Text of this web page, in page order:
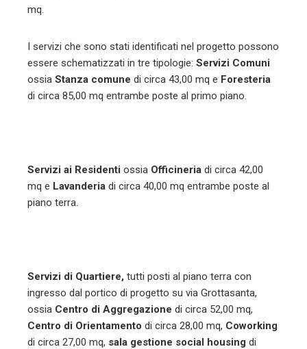
mq.
I servizi che sono stati identificati nel progetto possono
essere schematizzati in tre tipologie: Servizi Comuni
ossia Stanza comune di circa 43,00 mq e Foresteria
di circa 85,00 mq entrambe poste al primo piano.
Servizi ai Residenti ossia Officineria di circa 42,00
mq e Lavanderia di circa 40,00 mq entrambe poste al
piano terra.
Servizi di Quartiere, tutti posti al piano terra con
ingresso dal portico di progetto su via Grottasanta,
ossia Centro di Aggregazione di circa 52,00 mq,
Centro di Orientamento di circa 28,00 mq, Coworking
di circa 27,00 mq, sala gestione social housing di